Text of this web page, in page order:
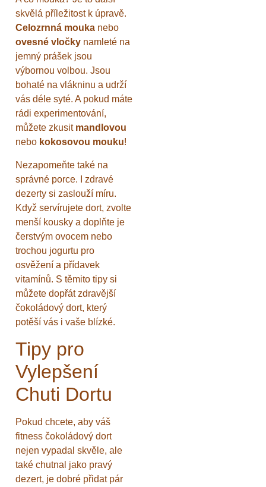
skvělá příležitost k úpravě.
Celozrnná mouka nebo
ovesné vločky namleté na
jemný prášek jsou
výbornou volbou. Jsou
bohaté na vlákninu a udrží
vás déle syté. A pokud máte
rádi experimentování,
můžete zkusit mandlovou
nebo kokosovou mouku!
Nezapomeňte také na
správné porce. I zdravé
dezerty si zaslouží míru.
Když servírujete dort, zvolte
menší kousky a doplňte je
čerstvým ovocem nebo
trochou jogurtu pro
osvěžení a přídavek
vitamínů. S těmito tipy si
můžete dopřát zdravější
čokoládový dort, který
potěší vás i vaše blízké.
Tipy pro
Vylepšení
Chuti Dortu
Pokud chcete, aby váš
fitness čokoládový dort
nejen vypadal skvěle, ale
také chutnal jako pravý
dezert, je dobré přidat pár